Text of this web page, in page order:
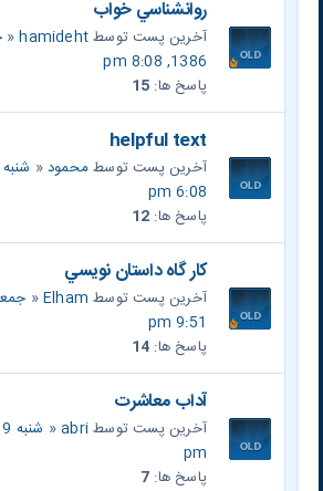
روانشناسي خواب
آخرین پست توسطhamideht
«
1386, 8:08 pm
پاسخ ها: 15
helpful text
آخرین پست توسط محمود«
6:08 pm
پاسخ ها: 12
کار گاه داستان نويسي
آخرین پست توسط Elham
«
9:51 pm
پاسخ ها: 14
آداب معاشرت
آخرین پست توسطabri
«
pm
پاسخ ها: 7